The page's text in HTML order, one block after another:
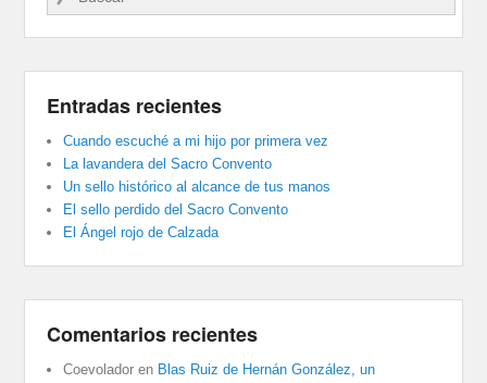
Entradas recientes
Cuando escuché a mi hijo por primera vez
La lavandera del Sacro Convento
Un sello histórico al alcance de tus manos
El sello perdido del Sacro Convento
El Ángel rojo de Calzada
Comentarios recientes
Coevolador en Blas Ruiz de Hernán González, un